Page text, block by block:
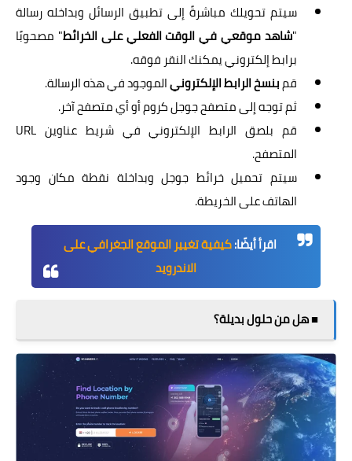
سيتم تحويلك مباشرةً إلى تطبيق الرسائل وبداخله رسالة
"شاهد موقعي في الوقت الفعلي على الخرائط" مصحوبًا
برابط إلكتروني يمكنك النقر فوقه.
قمبنسخ الرابط الإلكترونيالموجود في هذه الرسالة.
ثم توجه إلى متصفح جوجل كروم أو أي متصفح آخر.
قم بلصق الرابط الإلكتروني في شريط عناوين URL
المتصفح.
سيتم تحميل خرائط جوجل وبداخلة نقطة مكان وجود
الهاتف على الخريطة.
اقرأ أيضًا:كيفية تغيير الموقع الجغرافي على
الاندرويد
■ هل من حلول بديلة؟